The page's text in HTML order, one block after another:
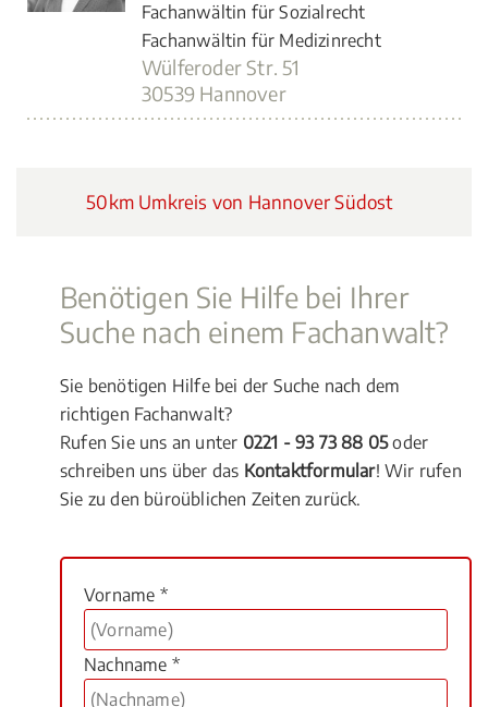
Fachanwältin für Sozialrecht
Fachanwältin für Medizinrecht
Wülferoder Str. 51
30539 Hannover
50km Umkreis von Hannover Südost
Benötigen Sie Hilfe bei Ihrer
Suche nach einem Fachanwalt?
Sie benötigen Hilfe bei der Suche nach dem
richtigen Fachanwalt?
Rufen Sie uns an unter 0221 - 93 73 88 05oder
schreiben uns über das Kontaktformular! Wir rufen
Sie zu den büroüblichen Zeiten zurück.
Vorname *
Nachname *